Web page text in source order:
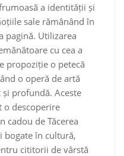
a identității și
sale rămânând în
Utilizarea
cu cea a
propoziție o petecă
o operă de artă
și profundă. Aceste
o descoperire
cadou de Tăcerea
bogate în cultură,
cititorii de vârstă